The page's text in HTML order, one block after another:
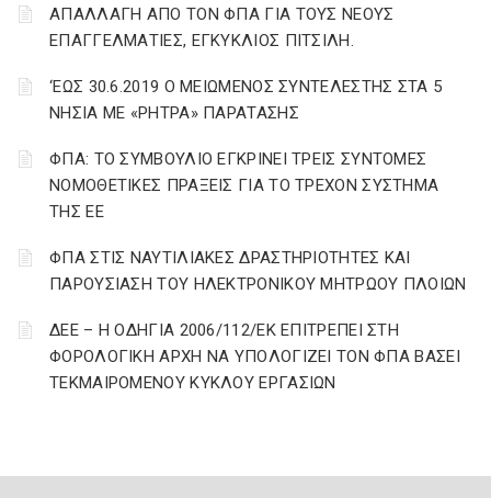
ΑΠΑΛΛΑΓΗ ΑΠΟ ΤΟΝ ΦΠΑ ΓΙΑ ΤΟΥΣ ΝΕΟΥΣ
ΕΠΑΓΓΕΛΜΑΤΙΕΣ, ΕΓΚΥΚΛΙΟΣ ΠΙΤΣΙΛΗ.
‘ΕΩΣ 30.6.2019 Ο ΜΕΙΩΜΕΝΟΣ ΣΥΝΤΕΛΕΣΤΗΣ ΣΤΑ 5
ΝΗΣΙΑ ΜΕ «ΡΗΤΡΑ» ΠΑΡΑΤΑΣΗΣ
ΦΠΑ: ΤΟ ΣΥΜΒΟΥΛΙΟ ΕΓΚΡΙΝΕΙ ΤΡΕΙΣ ΣΥΝΤΟΜΕΣ
ΝΟΜΟΘΕΤΙΚΕΣ ΠΡΑΞΕΙΣ ΓΙΑ ΤΟ ΤΡΕΧΟΝ ΣΥΣΤΗΜΑ
ΤΗΣ ΕΕ
ΦΠΑ ΣΤΙΣ ΝΑΥΤΙΛΙΑΚΕΣ ΔΡΑΣΤΗΡΙΟΤΗΤΕΣ ΚΑΙ
ΠΑΡΟΥΣΙΑΣΗ ΤΟΥ ΗΛΕΚΤΡΟΝΙΚΟΥ ΜΗΤΡΩΟΥ ΠΛΟΙΩΝ
ΔΕΕ – Η ΟΔΗΓΙΑ 2006/112/ΕΚ ΕΠΙΤΡΕΠΕΙ ΣΤΗ
ΦΟΡΟΛΟΓΙΚΗ ΑΡΧΗ ΝΑ ΥΠΟΛΟΓΙΖΕΙ ΤΟΝ ΦΠΑ ΒΑΣΕΙ
ΤΕΚΜΑΙΡΟΜΕΝΟΥ ΚΥΚΛΟΥ ΕΡΓΑΣΙΩΝ